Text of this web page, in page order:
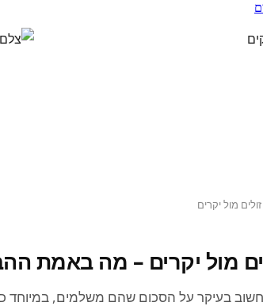
מול יקרים
מול יקרים – מה באמת
לחשוב בעיקר על הסכום שהם משלמים,